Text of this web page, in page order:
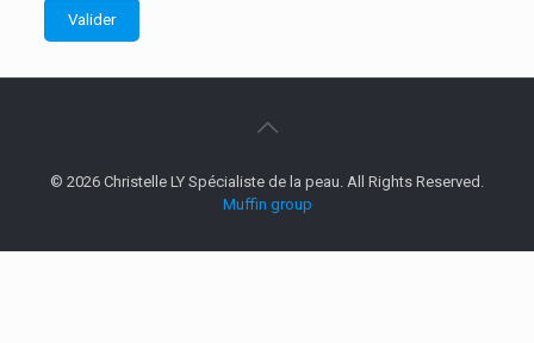
© 2026 Christelle LY Spécialiste de la peau. All Rights Reserved.
Muffin group